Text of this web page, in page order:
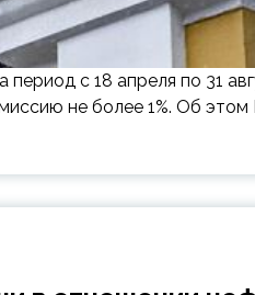
с 18 апреля по 31
не более 1%. Об этом